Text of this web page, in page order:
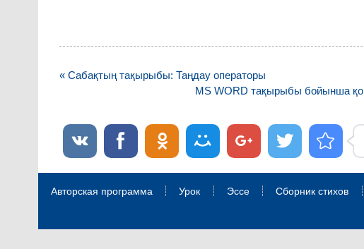
Навигация
« Сабақтың тақырыбы: Таңдау операторы
MS WORD тақырыбы бойынша
Авторская программа Урок Эссе Сборник стихов